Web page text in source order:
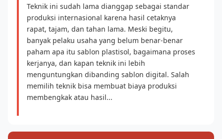
Teknik ini sudah lama dianggap sebagai standar
produksi internasional karena hasil cetaknya
rapat, tajam, dan tahan lama. Meski begitu,
banyak pelaku usaha yang belum benar-benar
paham apa itu sablon plastisol, bagaimana proses
kerjanya, dan kapan teknik ini lebih
menguntungkan dibanding sablon digital. Salah
memilih teknik bisa membuat biaya produksi
membengkak atau hasil...